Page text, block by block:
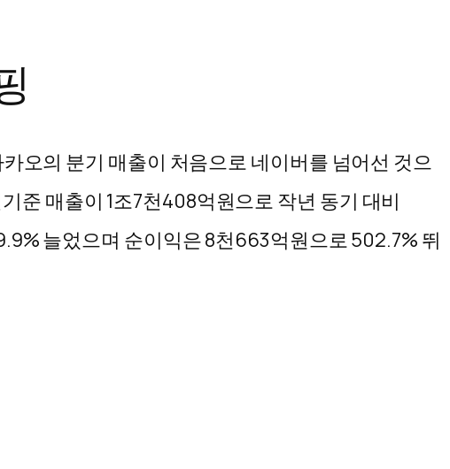
오의 분기 매출이 처음으로 네이버를 넘어선 것으
준 매출이 1조7천408억원으로 작년 동기 대비
늘었으며 순이익은 8천663억원으로 502.7% 뛰